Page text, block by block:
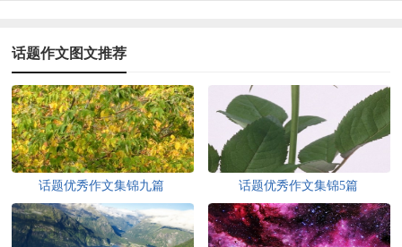
话题作文图文推荐
话题优秀作文集锦九篇 话题优秀作文集锦5篇